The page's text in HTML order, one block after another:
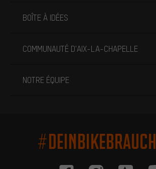
BOÎTE À IDÉES
COMMUNAUTÉ D'AIX-LA-CHAPELLE
NOTRE ÉQUIPE